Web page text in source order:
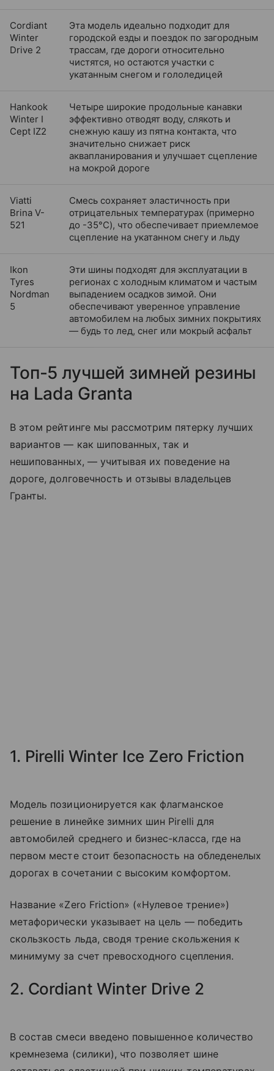
Cordiant
Winter
Drive 2
Эта модель идеально подходит для
городской езды и поездок по загородным
трассам, где дороги относительно
чистятся, но остаются участки с
укатанным снегом и гололедицей
Hankook
Winter I
Cept IZ2
Четыре широкие продольные канавки
эффективно отводят воду, слякоть и
снежную кашу из пятна контакта, что
значительно снижает риск
аквапланирования и улучшает сцепление
на мокрой дороге
Viatti
Brina V-
521
Смесь сохраняет эластичность при
отрицательных температурах (примерно
до -35°C), что обеспечивает приемлемое
сцепление на укатанном снегу и льду
Ikon
Tyres
Nordman
5
Эти шины подходят для эксплуатации в
регионах с холодным климатом и частым
выпадением осадков зимой. Они
обеспечивают уверенное управление
автомобилем на любых зимних покрытиях
— будь то лед, снег или мокрый асфальт
Топ-5 лучшей зимней резины
на Lada Granta
В этом рейтинге мы рассмотрим пятерку лучших
вариантов — как шипованных, так и
нешипованных, — учитывая их поведение на
дороге, долговечность и отзывы владельцев
Гранты.
1. Pirelli Winter Ice Zero Friction
Модель позиционируется как флагманское
решение в линейке зимних шин Pirelli для
автомобилей среднего и бизнес-класса, где на
первом месте стоит безопасность на обледенелых
дорогах в сочетании с высоким комфортом.
Название «Zero Friction» («Нулевое трение»)
метафорически указывает на цель — победить
скользкость льда, сводя трение скольжения к
минимуму за счет превосходного сцепления.
2. Cordiant Winter Drive 2
В состав смеси введено повышенное количество
кремнезема (силики), что позволяет шине